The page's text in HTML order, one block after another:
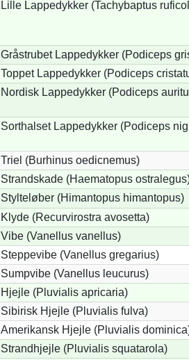
Lille Lappedykker (Tachybaptus
Gråstrubet Lappedykker (Podiceps
Toppet Lappedykker (Podiceps
Nordisk Lappedykker (Podiceps
Sorthalset Lappedykker (Podiceps
Triel (Burhinus oedicnemus)
Strandskade (Haematopus
Stylteløber (Himantopus himantopus)
Klyde (Recurvirostra avosetta)
Vibe (Vanellus vanellus)
Steppevibe (Vanellus gregarius)
Sumpvibe (Vanellus leucurus)
Hjejle (Pluvialis apricaria)
Sibirisk Hjejle (Pluvialis fulva)
Amerikansk Hjejle (Pluvialis
Strandhjejle (Pluvialis squatarola)